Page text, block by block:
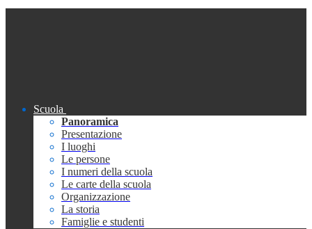
Scuola
Panoramica
Presentazione
I luoghi
Le persone
I numeri della scuola
Le carte della scuola
Organizzazione
La storia
Famiglie e studenti